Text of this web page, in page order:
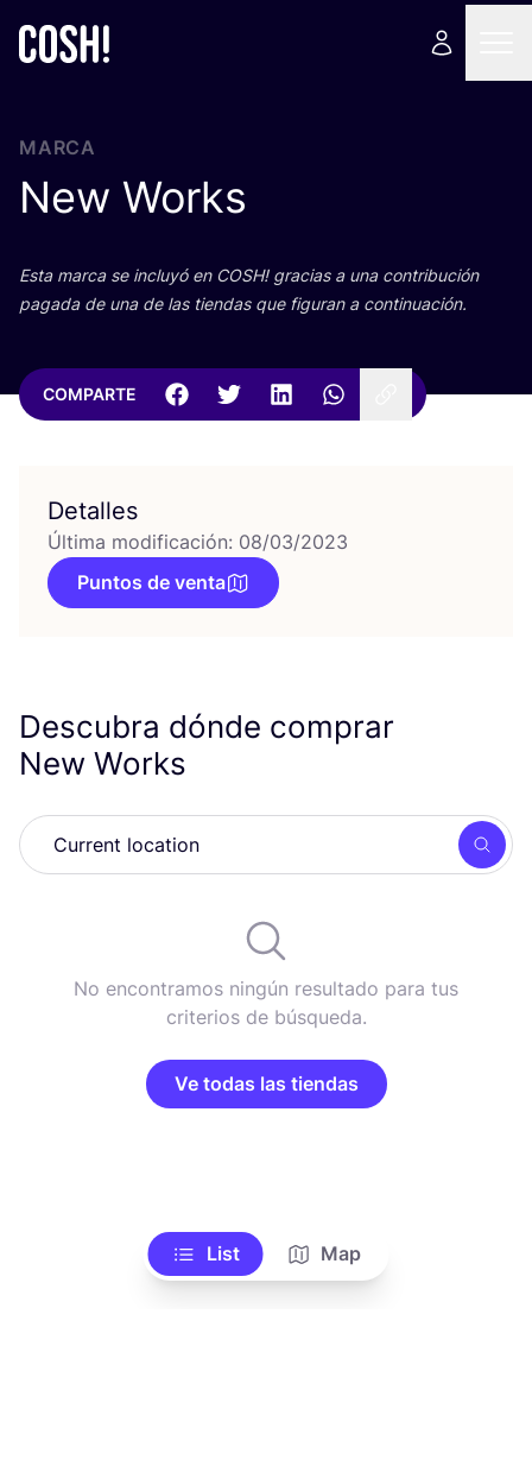
MARCA
New Works
Esta mar­ca se inclu­yó en COSH! gra­cias a una con­tri­bu­ción
paga­da de una de las tien­das que figu­ran a continuación.
COMPARTE
Detalles
Última modificación: 08/03/2023
Puntos de venta
Descubra dónde comprar
New Works
No encontramos ningún resultado para tus
criterios de búsqueda.
Ve todas las tiendas
List Map